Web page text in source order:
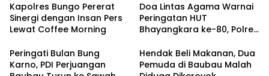
Kapolres Bungo Pererat
Sinergi dengan Insan Pers
Lewat Coffee Morning
Doa Lintas Agama Warnai
Peringatan HUT
Bhayangkara ke-80, Polres
Komitmen Jaga Kerukunan
dan Kamtibmas
Peringati Bulan Bung
Karno, PDI Perjuangan
Hendak Beli Makanan, Dua
Pemuda di Baubau Malah